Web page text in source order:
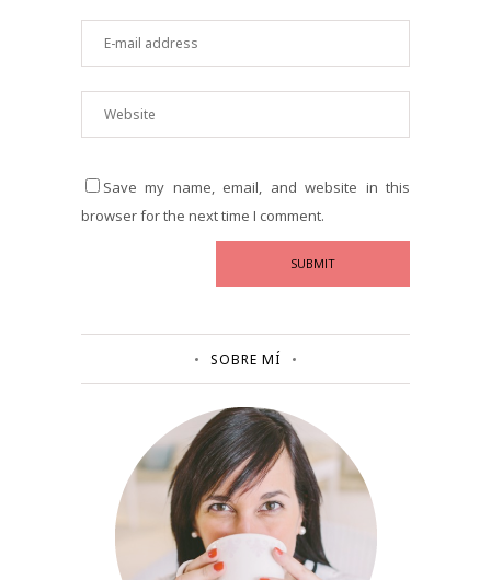
Save my name, email, and website in this
browser for the next time I comment.
SOBRE MÍ